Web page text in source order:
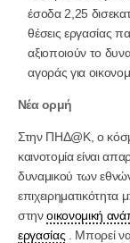
έσοδα 2,25
θέσεις εργασίας
αξιοποιούν το
αγοράς για
Νέα ορμή
Στην ΠΗΔ@Κ, ο
καινοτομία είναι
δυναμικού των
στηνοικονομική
εργασίας . Μπορεί να